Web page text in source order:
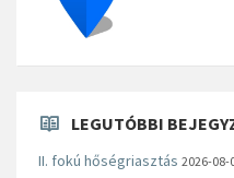
LEGUTÓBBI
II. fokú hőségriasztás 2026-08-